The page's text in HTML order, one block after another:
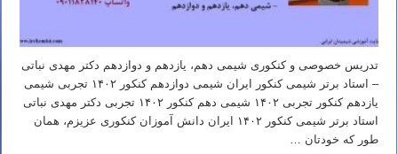
تدریس خصوصی و کنکوری شیمی دهم، یازدهم و دوازدهم دکتر مهدی نباتی
– استاد برتر شیمی کنکور ایران شیمی دوازدهم کنکور ۱۴۰۲ تجربی شیمی
یازدهم کنکور تجربی ۱۴۰۲ شیمی دهم کنکور ۱۴۰۲ تجربی دکتر مهدی نباتی
استاد برتر شیمی کنکور ۱۴۰۲ ایران دانش آموزان کنکوری عزیزم، همان
طور که خودتان …